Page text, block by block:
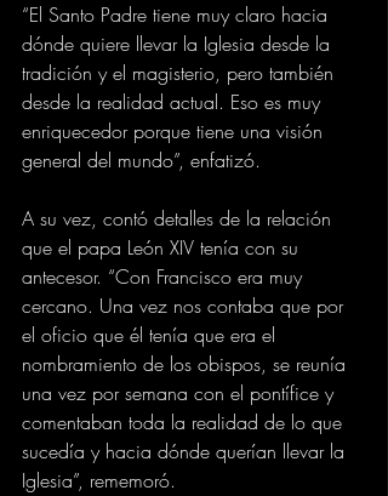
“El Santo Padre tiene muy claro hacia
dónde quiere llevar la Iglesia desde la
tradición y el magisterio, pero también
desde la realidad actual. Eso es muy
enriquecedor porque tiene una visión
general del mundo”, enfatizó.
A su vez, contó detalles de la relación
que el papa León XIV tenía con su
antecesor. “Con Francisco era muy
cercano. Una vez nos contaba que por
el oficio que él tenía que era el
nombramiento de los obispos, se reunía
una vez por semana con el pontífice y
comentaban toda la realidad de lo que
sucedía y hacia dónde querían llevar la
Iglesia”, rememoró.